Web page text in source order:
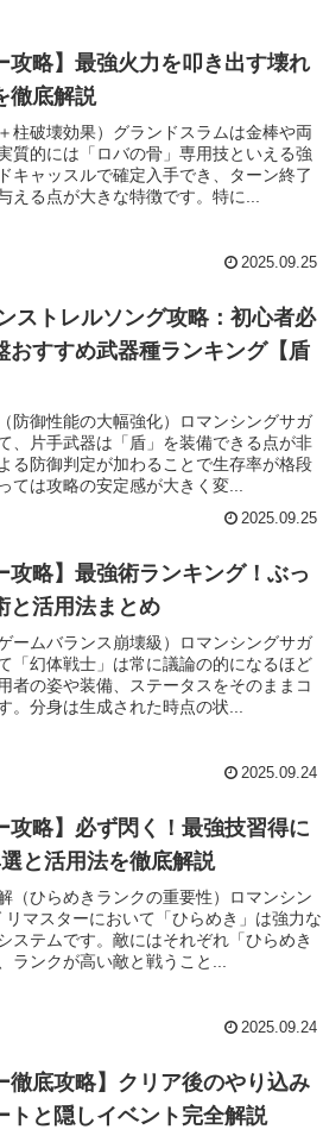
攻略】最強火力を叩き出す壊れ
徹底解説
柱破壊効果）グランドスラムは金棒や両
質的には「ロバの骨」専用技といえる強
キャッスルで確定入手でき、ターン終了
える点が大きな特徴です。特に...
2025.09.25
ストレルソング攻略：初心者必
おすすめ武器種ランキング【盾
防御性能の大幅強化）ロマンシングサガ
、片手武器は「盾」を装備できる点が非
る防御判定が加わることで生存率が格段
ては攻略の安定感が大きく変...
2025.09.25
攻略】最強術ランキング！ぶっ
と活用法まとめ
ームバランス崩壊級）ロマンシングサガ
「幻体戦士」は常に議論の的になるほど
者の姿や装備、ステータスをそのままコ
。分身は生成された時点の状...
2025.09.24
攻略】必ず閃く！最強技習得に
と活用法を徹底解説
（ひらめきランクの重要性）ロマンシン
マスターにおいて「ひらめき」は強力な
ステムです。敵にはそれぞれ「ひらめき
ランクが高い敵と戦うこと...
2025.09.24
徹底攻略】クリア後のやり込み
トと隠しイベント完全解説